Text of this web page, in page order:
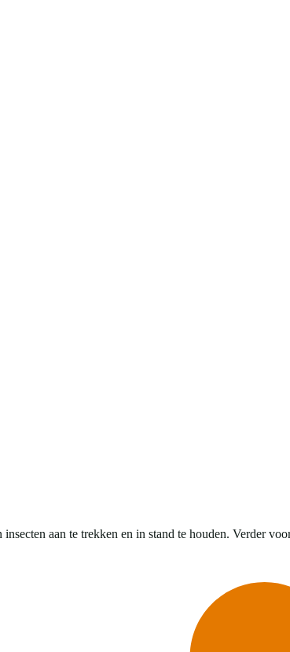
aan te trekken en in stand te houden. Verder